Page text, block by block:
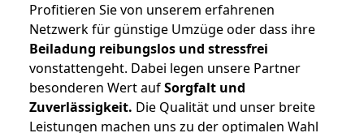
Profitieren Sie von unserem erfahrenen
Netzwerk für günstige Umzüge oder dass ihre
Beiladung reibungslos und stressfrei
vonstattengeht. Dabei legen unsere Partner
besonderen Wert aufSorgfalt und
Zuverlässigkeit. Die Qualität und unser breite
Leistungen machen uns zu der optimalen Wahl